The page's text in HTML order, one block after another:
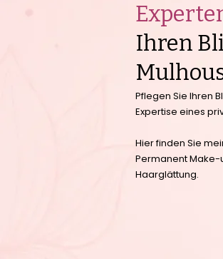
Ihren
Pflegen Sie Ihren
Expertise eines
Hier finden Sie
Permanent Make-
Haarglättung.